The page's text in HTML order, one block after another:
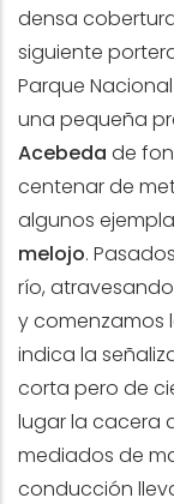
densa
siguiente
Parque
una pequeña
Acebeda de
centenar de
algunos
melojo.
río,
y comenzamos
indica la
corta pero de
lugar la cacera
mediados de
conducción